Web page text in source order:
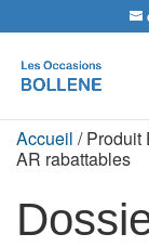
de
produits
Accueil / Produit
AR rabattables